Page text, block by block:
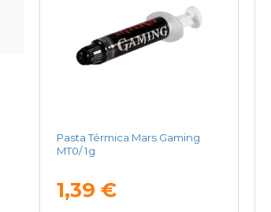
Pasta Térmica Mars Gaming
MT0/ 1g
1,39 €